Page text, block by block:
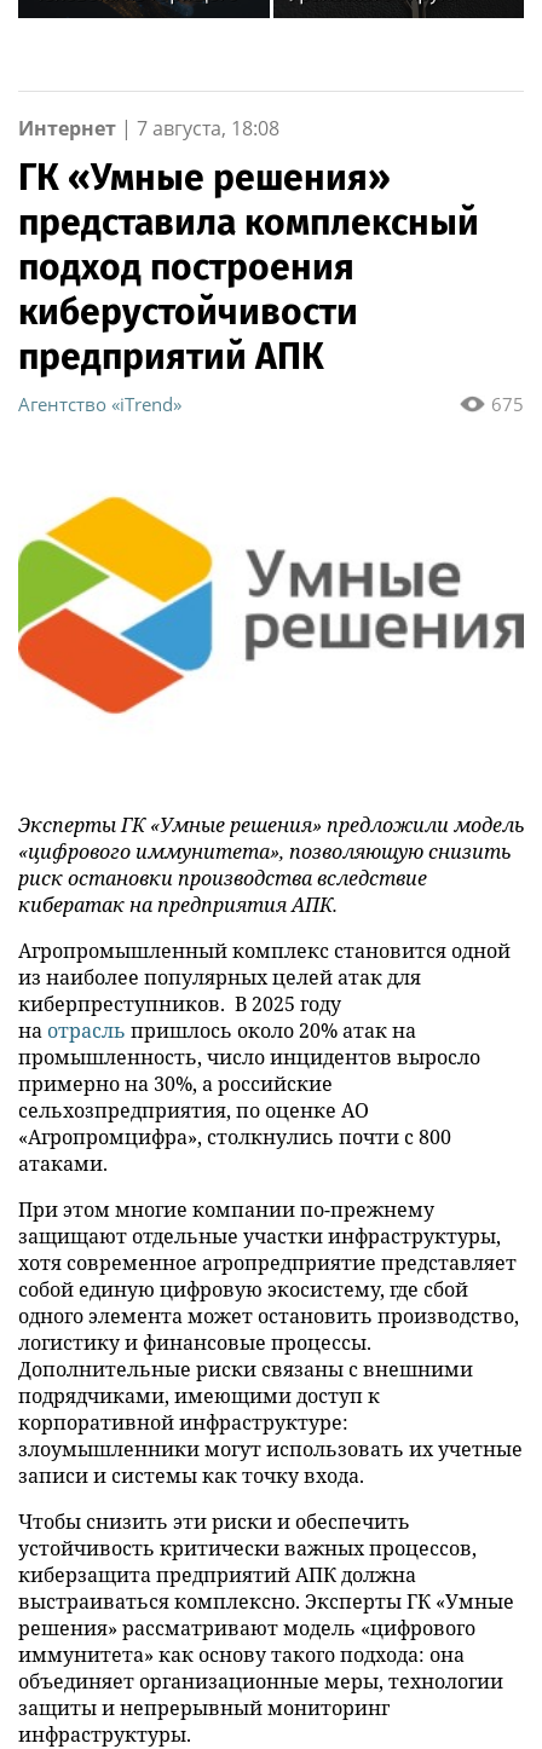
дома в Санкт-
Росгвардии стали
по охране важных
Интернет | 7 августа, 18:08
ГК «Умные решения»
представила комплексный
подход построения
киберустойчивости
предприятий АПК
675
Агентство «iTrend»
Эксперты ГК «Умные решения» предложили модель
«цифрового иммунитета», позволяющую снизить
риск остановки производства вследствие
кибератак на предприятия АПК.
Агропромышленный комплекс становится одной
из наиболее популярных целей атак для
киберпреступников. В 2025 году
на отрасль пришлось около 20% атак на
промышленность, число инцидентов выросло
примерно на 30%, а российские
сельхозпредприятия, по оценке АО
«Агропромцифра», столкнулись почти с 800
атаками.
При этом многие компании по-прежнему
защищают отдельные участки инфраструктуры,
хотя современное агропредприятие представляет
собой единую цифровую экосистему, где сбой
одного элемента может остановить производство,
логистику и финансовые процессы.
Дополнительные риски связаны с внешними
подрядчиками, имеющими доступ к
корпоративной инфраструктуре:
злоумышленники могут использовать их учетные
записи и системы как точку входа.
Чтобы снизить эти риски и обеспечить
устойчивость критически важных процессов,
киберзащита предприятий АПК должна
выстраиваться комплексно. Эксперты ГК «Умные
решения» рассматривают модель «цифрового
иммунитета» как основу такого подхода: она
объединяет организационные меры, технологии
защиты и непрерывный мониторинг
инфраструктуры.